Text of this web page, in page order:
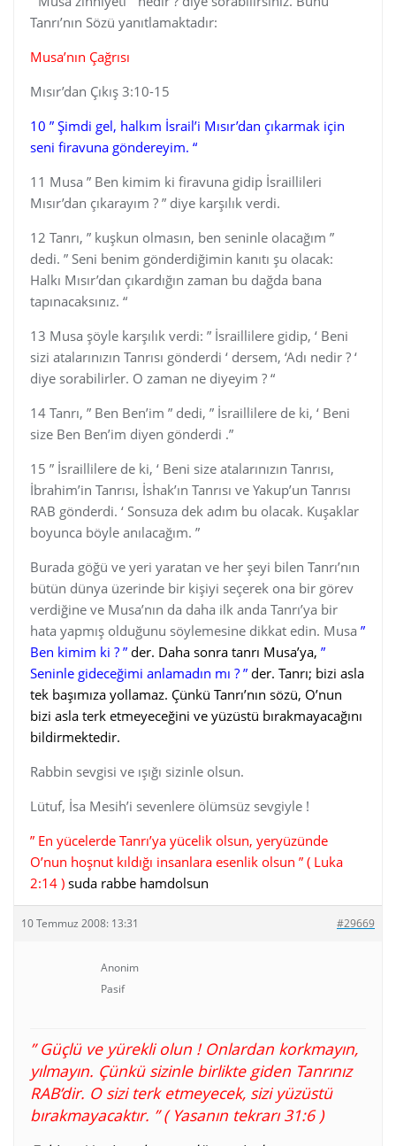
Tanrı’nın Sözü yanıtlamaktadır:
Musa’nın Çağrısı
Mısır’dan Çıkış 3:10-15
10 ” Şimdi gel, halkım İsrail’i Mısır’dan çıkarmak için
seni firavuna göndereyim. “
11 Musa ” Ben kimim ki firavuna gidip İsraillileri
Mısır’dan çıkarayım ? ” diye karşılık verdi.
12 Tanrı, ” kuşkun olmasın, ben seninle olacağım ”
dedi. ” Seni benim gönderdiğimin kanıtı şu olacak:
Halkı Mısır’dan çıkardığın zaman bu dağda bana
tapınacaksınız. “
13 Musa şöyle karşılık verdi: ” İsraillilere gidip, ‘ Beni
sizi atalarınızın Tanrısı gönderdi ‘ dersem, ‘Adı nedir ? ‘
diye sorabilirler. O zaman ne diyeyim ? “
14 Tanrı, ” Ben Ben’im ” dedi, ” İsraillilere de ki, ‘ Beni
size Ben Ben’im diyen gönderdi .”
15 ” İsraillilere de ki, ‘ Beni size atalarınızın Tanrısı,
İbrahim’in Tanrısı, İshak’ın Tanrısı ve Yakup’un Tanrısı
RAB gönderdi. ‘ Sonsuza dek adım bu olacak. Kuşaklar
boyunca böyle anılacağım. ”
Burada göğü ve yeri yaratan ve her şeyi bilen Tanrı’nın
bütün dünya üzerinde bir kişiyi seçerek ona bir görev
verdiğine ve Musa’nın da daha ilk anda Tanrı’ya bir
hata yapmış olduğunu söylemesine dikkat edin. Musa ”
Ben kimim ki ? ” der. Daha sonra tanrı Musa’ya, ”
Seninle gideceğimi anlamadın mı ? ” der. Tanrı; bizi asla
tek başımıza yollamaz. Çünkü Tanrı’nın sözü, O’nun
bizi asla terk etmeyeceğini ve yüzüstü bırakmayacağını
bildirmektedir.
Rabbin sevgisi ve ışığı sizinle olsun.
Lütuf, İsa Mesih’i sevenlere ölümsüz sevgiyle !
” En yücelerde Tanrı’ya yücelik olsun, yeryüzünde
O’nun hoşnut kıldığı insanlara esenlik olsun ” ( Luka
2:14 ) suda rabbe hamdolsun
10 Temmuz 2008: 13:31 #29669
Anonim
Pasif
” Güçlü ve yürekli olun ! Onlardan korkmayın,
yılmayın. Çünkü sizinle birlikte giden Tanrınız
RAB’dir. O sizi terk etmeyecek, sizi yüzüstü
bırakmayacaktır. ” ( Yasanın tekrarı 31:6 )